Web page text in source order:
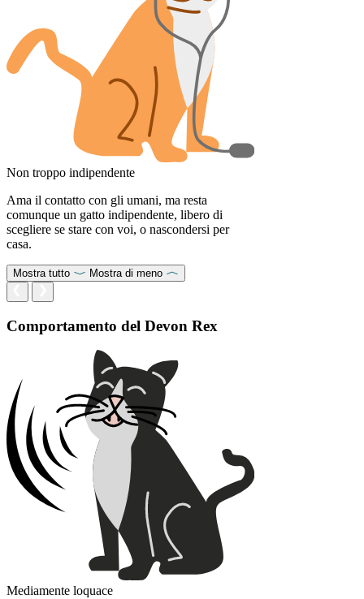
Non troppo indipendente
Ama il contatto con gli umani, ma resta
comunque un gatto indipendente, libero di
scegliere se stare con voi, o nascondersi per
casa.
Mostra tutto Mostra di meno
Comportamento del Devon Rex
Mediamente loquace